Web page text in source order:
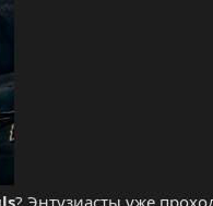
? Энтузиасты уже